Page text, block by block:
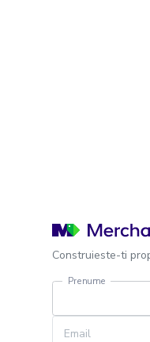
Construieste-ti
Prenume
Email